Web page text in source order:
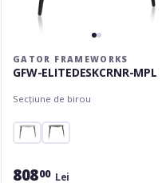
GATOR FRAMEWORKS
GFW-ELITEDESKCRNR-MPL
Secțiune de birou
80800 Lei